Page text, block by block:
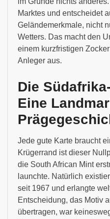
Marktes und entscheidet
Geländemerkmale, nicht
Wetters. Das macht den
einem kurzfristigen
Anleger aus.
Die
Eine
Jede gute Karte braucht
Krügerrand ist dieser
die South African Mint
launchte. Natürlich
seit 1967 und erlangte
Entscheidung, das Motiv
übertragen, war